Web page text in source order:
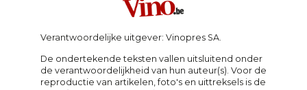
Verantwoordelijke uitgever: Vinopres SA.
De ondertekende teksten vallen uitsluitend onder
de verantwoordelijkheid van hun auteur(s). Voor de
reproductie van artikelen, foto's en uittreksels is de